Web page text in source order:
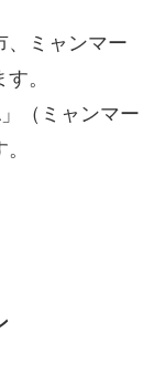
、ミャンマー
。
（ミャンマー